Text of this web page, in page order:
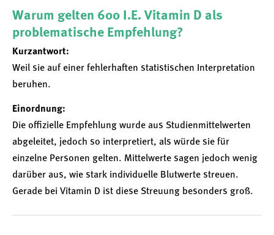
Warum gelten 600 I.E. Vitamin D als
problematische Empfehlung?
Kurzantwort:
Weil sie auf einer fehlerhaften statistischen Interpretation
beruhen.
Einordnung:
Die offizielle Empfehlung wurde aus Studienmittelwerten
abgeleitet, jedoch so interpretiert, als würde sie für
einzelne Personen gelten. Mittelwerte sagen jedoch wenig
darüber aus, wie stark individuelle Blutwerte streuen.
Gerade bei Vitamin D ist diese Streuung besonders groß.